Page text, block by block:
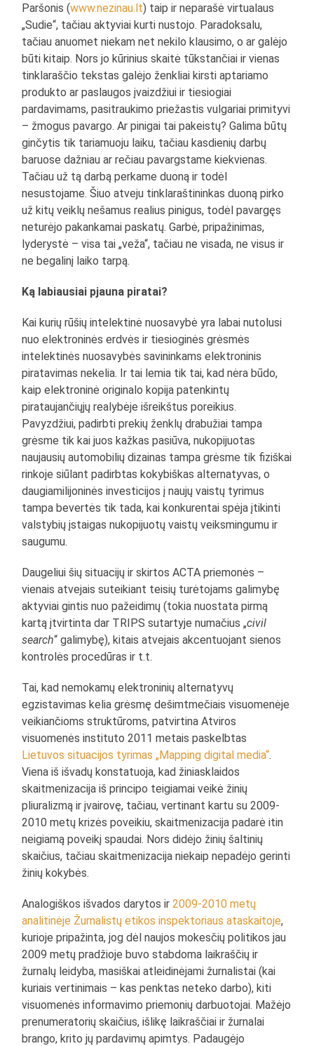
Paršonis (www.nezinau.lt) taip ir neparašė virtualaus
„Sudie“, tačiau aktyviai kurti nustojo. Paradoksalu,
tačiau anuomet niekam net nekilo klausimo, o ar galėjo
būti kitaip. Nors jo kūrinius skaitė tūkstančiai ir vienas
tinklaraščio tekstas galėjo ženkliai kirsti aptariamo
produkto ar paslaugos įvaizdžiui ir tiesiogiai
pardavimams, pasitraukimo priežastis vulgariai primityvi
– žmogus pavargo. Ar pinigai tai pakeistų? Galima būtų
ginčytis tik tariamuoju laiku, tačiau kasdienių darbų
baruose dažniau ar rečiau pavargstame kiekvienas.
Tačiau už tą darbą perkame duoną ir todėl
nesustojame. Šiuo atveju tinklaraštininkas duoną pirko
už kitų veiklų nešamus realius pinigus, todėl pavargęs
neturėjo pakankamai paskatų. Garbė, pripažinimas,
lyderystė – visa tai „veža“, tačiau ne visada, ne visus ir
ne begalinį laiko tarpą.
Ką labiausiai pjauna piratai?
Kai kurių rūšių intelektinė nuosavybė yra labai nutolusi
nuo elektroninės erdvės ir tiesioginės grėsmės
intelektinės nuosavybės savininkams elektroninis
piratavimas nekelia. Ir tai lemia tik tai, kad nėra būdo,
kaip elektroninė originalo kopija patenkintų
pirataujančiųjų realybėje išreikštus poreikius.
Pavyzdžiui, padirbti prekių ženklų drabužiai tampa
grėsme tik kai juos kažkas pasiūva, nukopijuotas
naujausių automobilių dizainas tampa grėsme tik fiziškai
rinkoje siūlant padirbtas kokybiškas alternatyvas, o
daugiamilijoninės investicijos į naujų vaistų tyrimus
tampa bevertės tik tada, kai konkurentai spėja įtikinti
valstybių įstaigas nukopijuotų vaistų veiksmingumu ir
saugumu.
Daugeliui šių situacijų ir skirtos ACTA priemonės –
vienais atvejais suteikiant teisių turėtojams galimybę
aktyviai gintis nuo pažeidimų (tokia nuostata pirmą
kartą įtvirtinta dar TRIPS sutartyje numačius „civil
search“ galimybę), kitais atvejais akcentuojant sienos
kontrolės procedūras ir t.t.
Tai, kad nemokamų elektroninių alternatyvų
egzistavimas kelia grėsmę dešimtmečiais visuomenėje
veikiančioms struktūroms, patvirtina Atviros
visuomenės instituto 2011 metais paskelbtas
Lietuvos situacijos tyrimas „Mapping digital media“.
Viena iš išvadų konstatuoja, kad žiniasklaidos
skaitmenizacija iš principo teigiamai veikė žinių
pliuralizmą ir įvairovę, tačiau, vertinant kartu su 2009-
2010 metų krizės poveikiu, skaitmenizacija padarė itin
neigiamą poveikį spaudai. Nors didėjo žinių šaltinių
skaičius, tačiau skaitmenizacija niekaip nepadėjo gerinti
žinių kokybės.
Analogiškos išvados darytos ir2009-2010 metų
analitinėje Žurnalistų etikos inspektoriaus ataskaitoje,
kurioje pripažinta, jog dėl naujos mokesčių politikos jau
2009 metų pradžioje buvo stabdoma laikraščių ir
žurnalų leidyba, masiškai atleidinėjami žurnalistai (kai
kuriais vertinimais – kas penktas neteko darbo), kiti
visuomenės informavimo priemonių darbuotojai. Mažėjo
prenumeratorių skaičius, išlikę laikraščiai ir žurnalai
brango, krito jų pardavimų apimtys. Padaugėjo